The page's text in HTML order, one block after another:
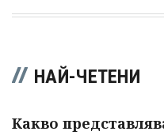
НАЙ-ЧЕТЕНИ
Какво